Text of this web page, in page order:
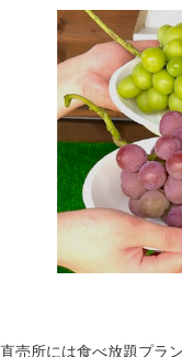
直売所には食べ放題プラ